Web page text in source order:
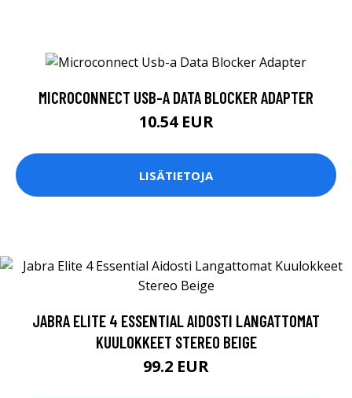
MICROCONNECT USB-A DATA BLOCKER ADAPTER
10.54 EUR
LISÄTIETOJA
JABRA ELITE 4 ESSENTIAL AIDOSTI LANGATTOMAT
KUULOKKEET STEREO BEIGE
99.2 EUR